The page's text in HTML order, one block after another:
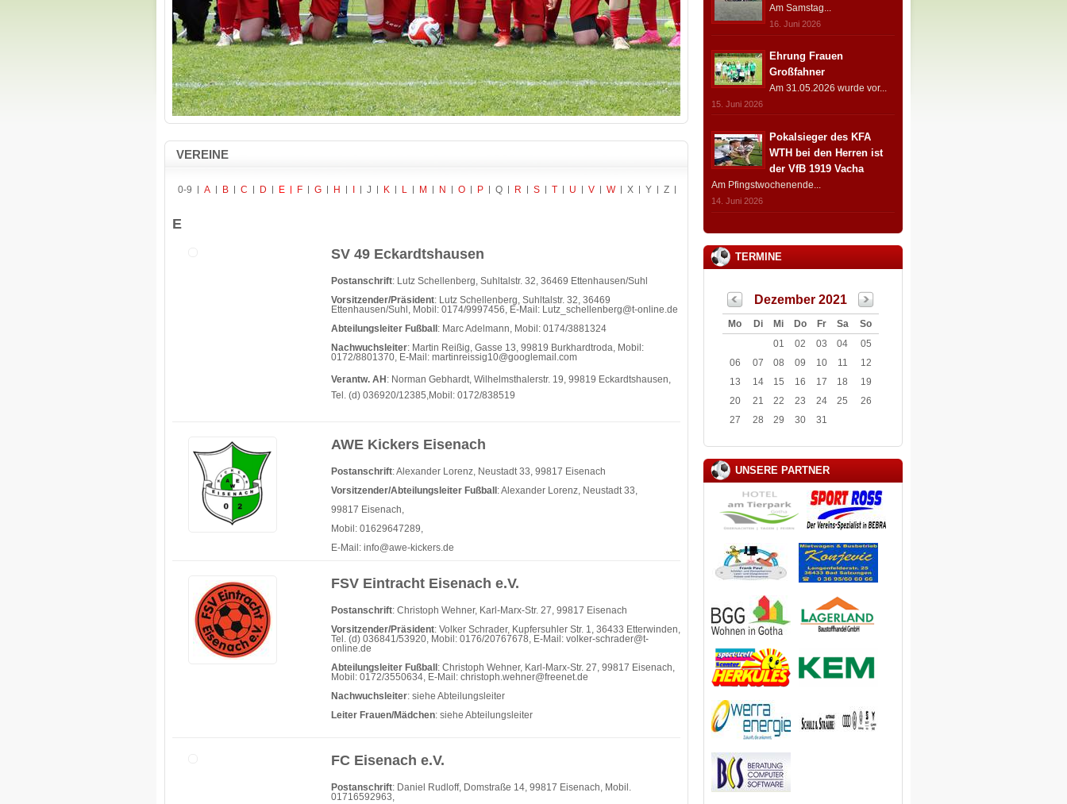
VEREINE
0-9 A B C D E F G H J K L M N O P Q R S T U V W X Y Z
E
SV 49 Eckardtshausen
Postanschrift: Lutz Schellenberg, Suhltalstr. 32, 36469 Ettenhausen/Suhl
Vorsitzender/Präsident: Lutz Schellenberg, Suhltalstr. 32, 36469
Ettenhausen/Suhl, Mobil: 0174/9997456, E-Mail: Lutz_schellenberg@t-online.de
Abteilungsleiter Fußball : Marc Adelmann, Mobil: 0174/3881324
Nachwuchsleiter: Martin Reißig, Gasse 13, 99819 Burkhardtroda, Mobil:
0172/8801370, E-Mail: martinreissig10@googlemail.com
Verantw. AH : Norman Gebhardt, Wilhelmsthalerstr. 19, 99819 Eckardtshausen,
Tel. (d) 036920/12385,Mobil: 0172/838519
AWE Kickers Eisenach
Postanschrift: Alexander Lorenz, Neustadt 33, 99817 Eisenach
Vorsitzender/Abteilungsleiter Fußball : Alexander Lorenz, Neustadt 33,
99817 Eisenach,
Mobil: 01629647289,
E-Mail: info@awe-kickers.de
FSV Eintracht Eisenach e.V.
Postanschrift: Christoph Wehner, Karl-Marx-Str. 27, 99817 Eisenach
Vorsitzender/Präsident: Volker Schrader, Kupfersuhler Str. 1, 36433 Etterwinden,
Tel. (d) 036841/53920, Mobil: 0176/20767678, E-Mail: volker-schrader@t-
online.de
Abteilungsleiter Fußball : Christoph Wehner, Karl-Marx-Str. 27, 99817 Eisenach,
Mobil: 0172/3550634, E-Mail: christoph.wehner@freenet.de
Nachwuchsleiter: siehe Abteilungsleiter
Leiter Frauen/Mädchen: siehe Abteilungsleiter
FC Eisenach e.V.
Postanschrift: Daniel Rudloff, Domstraße 14, 99817 Eisenach, Mobil.
01716592963,
Am Samstag...
16. Juni 2026
Ehrung Frauen
Großfahner
Am 31.05.2026 wurde vor...
15. Juni 2026
Pokalsieger des KFA
WTH bei den Herren ist
der VfB 1919 Vacha
Am Pfingstwochenende...
14. Juni 2026
TERMINE
Dezember 2021
Mo Di Mi Do Fr Sa
So
01
02 03 04
05
06
07 08 09 10 11
12
13
14 15 16 17 18
19
20
21 22 23 24 25
26
27
28 29 30 31
UNSERE PARTNER